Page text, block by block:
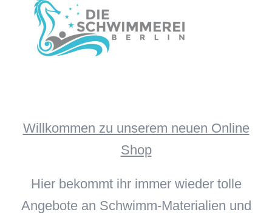
Willkommen zu unserem neuen Online
Shop
Hier bekommt ihr immer wieder tolle
Angebote an Schwimm-Materialien und